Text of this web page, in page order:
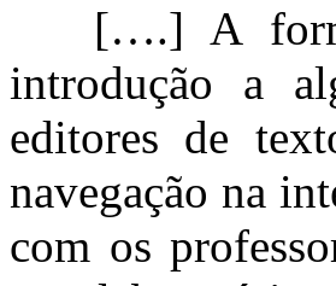
[….] A
introdução a
editores de
navegação na
com os